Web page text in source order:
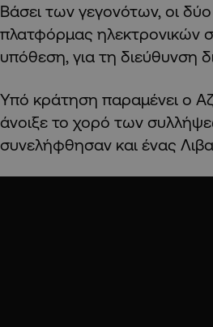
Βάσει των γεγονότων, οι
πλατφόρμας ηλεκτρονικών
υπόθεση, για τη διεύθυνση
Υπό κράτηση παραμένει ο
άνοιξε το χορό των
συνελήφθησαν και ένας